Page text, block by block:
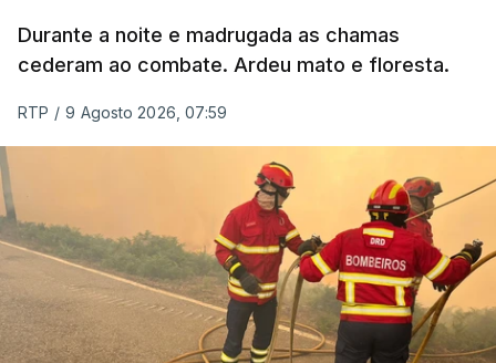
Durante a noite e madrugada as chamas
cederam ao combate. Ardeu mato e floresta.
RTP / 9 Agosto 2026, 07:59